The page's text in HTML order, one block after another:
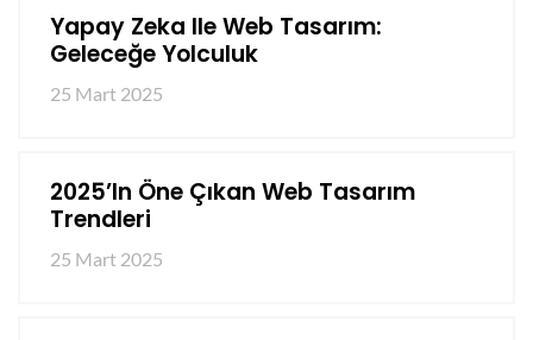
Yapay Zeka Ile Web Tasarım:
Geleceğe Yolculuk
25 Mart 2025
2025’in Öne Çıkan Web Tasarım
Trendleri
25 Mart 2025